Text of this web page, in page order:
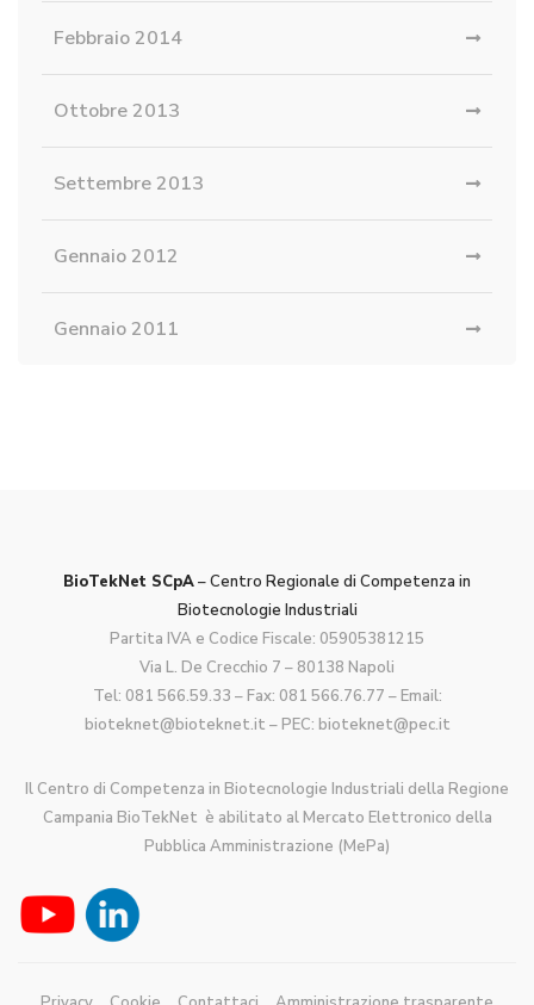
Febbraio 2014
Ottobre 2013
Settembre 2013
Gennaio 2012
Gennaio 2011
BioTekNet SCpA– Centro Regionale di Competenza in
Biotecnologie Industriali
Partita IVA e Codice Fiscale: 05905381215
Via L. De Crecchio 7 – 80138 Napoli
Tel: 081 566.59.33 – Fax: 081 566.76.77 – Email:
bioteknet@bioteknet.it – PEC: bioteknet@pec.it
Il Centro di Competenza in Biotecnologie Industriali della Regione
Campania BioTekNet è abilitato al Mercato Elettronico della
Pubblica Amministrazione (MePa)